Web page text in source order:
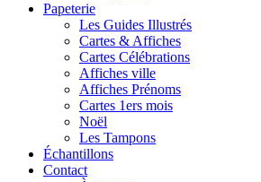
Papeterie
Les Guides Illustrés
Cartes & Affiches
Cartes Célébrations
Affiches ville
Affiches Prénoms
Cartes 1ers mois
Noël
Les Tampons
Échantillons
Contact